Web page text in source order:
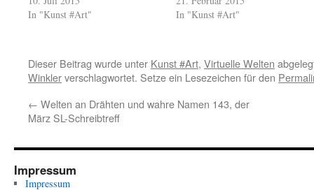
In "Kunst #Art"
In "Kunst #Art"
Dieser Beitrag wurde unter Kunst #Art, Virtuelle Welten
Winklerverschlagwortet. Setze ein Lesezeichen für den
← Welten an Drähten und wahre Namen 143, der
März SL-Schreibtreff
Impressum
Impressum